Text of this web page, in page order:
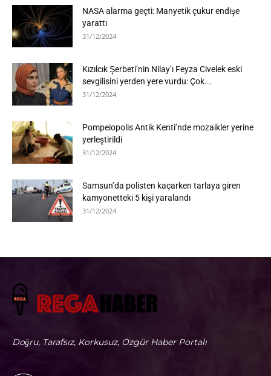
NASA alarma geçti: Manyetik çukur endişe
yarattı
31/12/2024
Kızılcık Şerbeti’nin Nilay’ı Feyza Civelek eski
sevgilisini yerden yere vurdu: Çok...
31/12/2024
Pompeiopolis Antik Kenti’nde mozaikler yerine
yerleştirildi
31/12/2024
Samsun’da polisten kaçarken tarlaya giren
kamyonetteki 5 kişi yaralandı
31/12/2024
Doğru, Tarafsız, Korkusuz, Özgür Haber Portalı